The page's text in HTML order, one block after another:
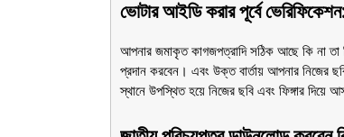
ভোটার আইডি করার পূর্বে
আপনার জমাকৃত কাগজপত্রাদি সঠিক আছে কি না তা
প্রদান করবেন। এবং উক্ত বার্তায় আপনার নিজের
স্থানে উপস্থিত হয়ে নিজের ছবি এবং ফিঙ্গার দিয়ে